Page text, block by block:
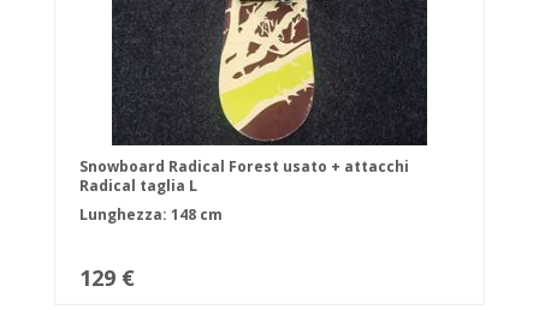
Snowboard Radical Forest usato + attacchi
Radical taglia L
Lunghezza: 148 cm
129 €